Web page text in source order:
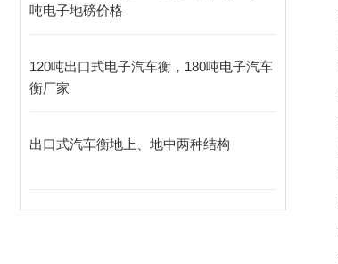
吨电子地磅价格
120吨出口式电子汽车衡，180吨电子汽车
衡厂家
出口式汽车衡地上、地中两种结构